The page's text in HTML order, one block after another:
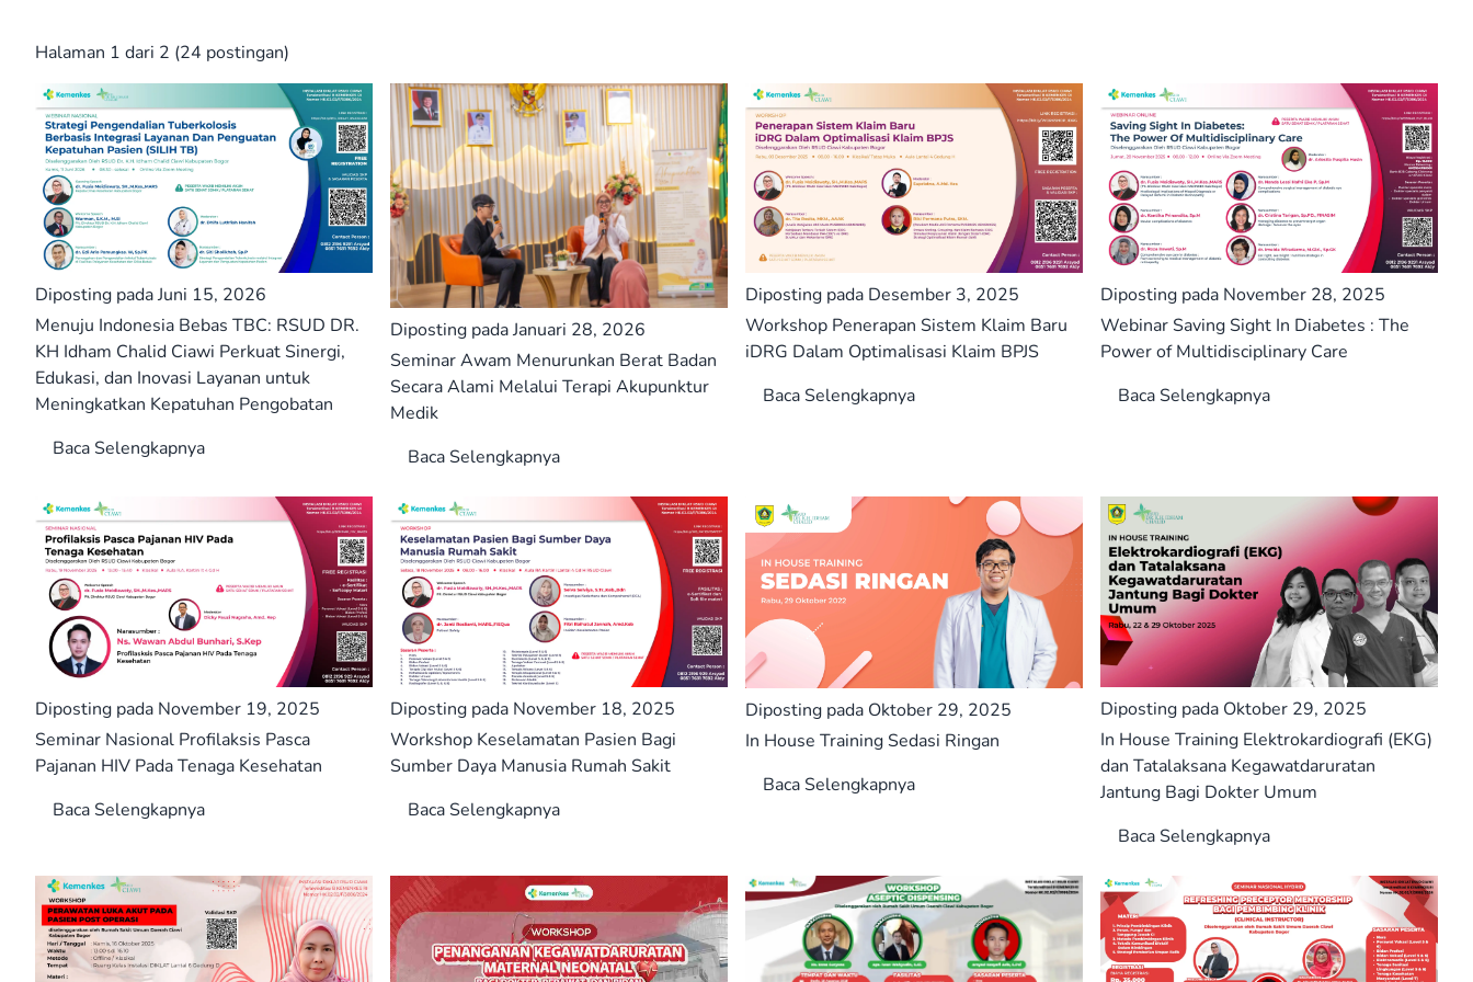
Halaman 1 dari 2 (24 postingan)
Diposting pada Juni 15, 2026
Menuju Indonesia Bebas TBC: RSUD DR.
KH Idham Chalid Ciawi Perkuat Sinergi,
Edukasi, dan Inovasi Layanan untuk
Meningkatkan Kepatuhan Pengobatan
Baca Selengkapnya
Diposting pada Januari 28, 2026
Seminar Awam Menurunkan Berat Badan
Secara Alami Melalui Terapi Akupunktur
Medik
Baca Selengkapnya
Diposting pada Desember 3, 2025
Workshop Penerapan Sistem Klaim Baru
iDRG Dalam Optimalisasi Klaim BPJS
Baca Selengkapnya
Diposting pada November 28, 2025
Webinar Saving Sight In Diabetes : The
Power of Multidisciplinary Care
Baca Selengkapnya
Diposting pada November 19, 2025
Seminar Nasional Profilaksis Pasca
Pajanan HIV Pada Tenaga Kesehatan
Baca Selengkapnya
Diposting pada November 18, 2025
Workshop Keselamatan Pasien Bagi
Sumber Daya Manusia Rumah Sakit
Baca Selengkapnya
Diposting pada Oktober 29, 2025
In House Training Sedasi Ringan
Baca Selengkapnya
Diposting pada Oktober 29, 2025
In House Training Elektrokardiografi (EKG)
dan Tatalaksana Kegawatdaruratan
Jantung Bagi Dokter Umum
Baca Selengkapnya